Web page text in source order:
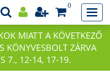
0
MIATT A KÖVETKEZŐ
KÖNYVESBOLT ZÁRVA
7., 12-14, 17-19.